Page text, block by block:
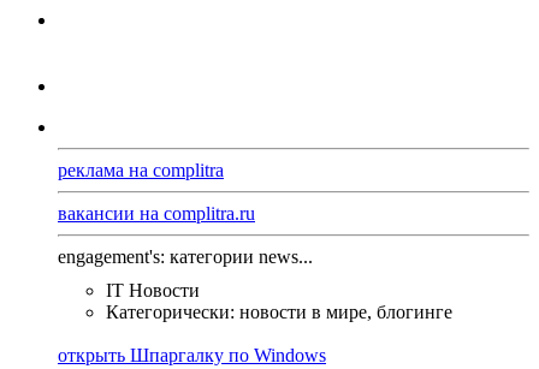
реклама на complitra
вакансии на complitra.ru
engagement's: категории news...
IT Новости
Категорически: новости в мире, блогинге
открыть Шпаргалку по Windows